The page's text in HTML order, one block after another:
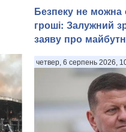
Безпеку не можна
гроші: Залужний
заяву про
четвер, 6 серпень 2026,